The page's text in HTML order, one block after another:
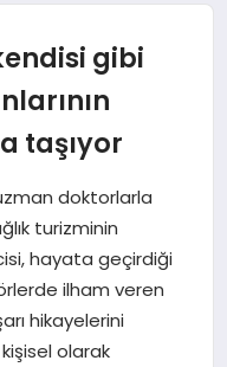
gibi
taşıyor
doktorlarla
turizminin
hayata geçirdiği
ilham veren
hikayelerini
olarak